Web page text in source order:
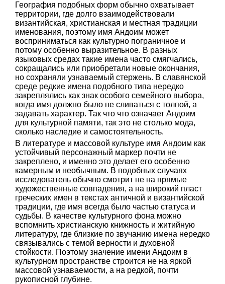
География подобных форм обычно охватывает
территории, где долго взаимодействовали
византийская, христианская и местная традиции
именования, поэтому имя Андоим может
восприниматься как культурно пограничное и
потому особенно выразительное. В разных
языковых средах такие имена часто смягчались,
сокращались или приобретали новые окончания,
но сохраняли узнаваемый стержень. В славянской
среде редкие имена подобного типа нередко
закреплялись как знак особого семейного выбора,
когда имя должно было не сливаться с толпой, а
задавать характер. Так что что означает Андоим
для культурной памяти, так это не столько мода,
сколько наследие и самостоятельность.
В литературе и массовой культуре имя Андоим как
устойчивый персонажный маркер почти не
закреплено, и именно это делает его особенно
камерным и необычным. В подобных случаях
исследователь обычно смотрит не на прямые
художественные совпадения, а на широкий пласт
греческих имен в текстах античной и византийской
традиции, где имя всегда было частью статуса и
судьбы. В качестве культурного фона можно
вспомнить христианскую книжность и житийную
литературу, где близкие по звучанию имена нередко
связывались с темой верности и духовной
стойкости. Поэтому значение имени Андоим в
культурном пространстве строится не на яркой
массовой узнаваемости, а на редкой, почти
рукописной глубине.